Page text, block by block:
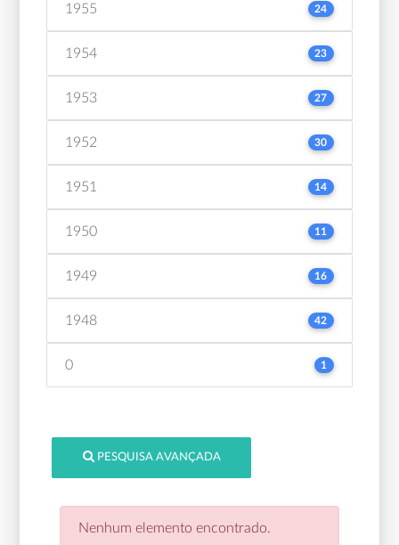
1955 24
1954 23
1953 27
1952 30
1951 14
1950 11
1949 16
1948 42
0 1
PESQUISA AVANÇADA
Nenhum elemento encontrado.